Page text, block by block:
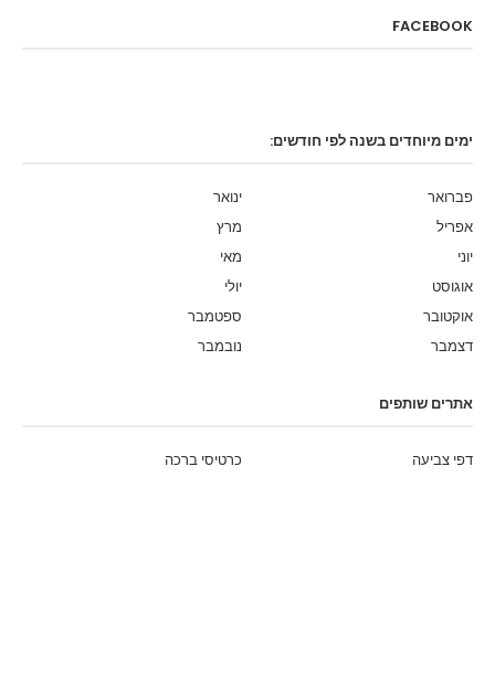
FACEBOOK
ימים מיוחדים בשנה לפי חודשים:
ינואר
פברואר
מרץ
אפריל
מאי
יוני
יולי
אוגוסט
ספטמבר
אוקטובר
נובמבר
דצמבר
אתרים שותפים
כרטיסי ברכה דפי צביעה